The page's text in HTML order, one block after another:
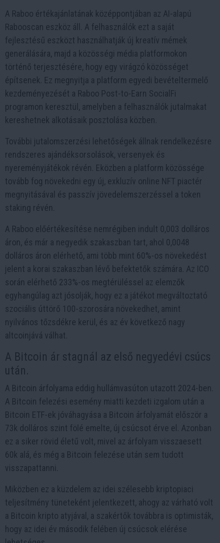
A Raboo értékajánlatának középpontjában az AI-alapú
Rabooscan eszköz áll. A felhasználók ezt a saját
fejlesztésű eszközt használhatják új kreatív mémek
generálására, majd a közösségi média platformokon
történő terjesztésére, hogy egy virágzó közösséget
építsenek. Ez megnyitja a platform egyedi bevételtermelő
kezdeményezését a Raboo Post-to-Earn SocialFi
programon keresztül, amelyben a felhasználók jutalmakat
kereshetnek alkotásaik posztolása közben.
További jutalomszerzési lehetőségek állnak rendelkezésre
rendszeres ajándéksorsolások, versenyek és
nyereményjátékok révén. Eközben a platform közössége
tovább fog növekedni egy új, exkluzív online NFT piactér
megnyitásával és passzív jövedelemszerzéssel a token
staking révén.
A Raboo előértékesítése nemrégiben indult 0,003 dolláros
áron, és már a negyedik szakaszban tart, ahol 0,0048
dolláros áron elérhető, ami több mint 60%-os növekedést
jelent a korai szakaszban lévő befektetők számára. Az ICO
során elérhető 233%-os megtérüléssel az elemzők
egyhangúlag azt jósolják, hogy ez a játékot megváltoztató
szociális úttörő 100-szorosára növekedhet, amint
nyilvános tőzsdékre kerül, és az év következő nagy
altcoinjává válhat.
A Bitcoin ár stagnál az első negyedévi csúcs
után.
A Bitcoin árfolyama eddig hullámvasúton utazott 2024-ben.
A Bitcoin felezési esemény miatti kezdeti izgalom után a
Bitcoin ETF-ek jóváhagyása a Bitcoin árfolyamát először a
73k dolláros szint fölé emelte, új csúcsot érve el. Azonban
ez a siker rövid életű volt, mivel az árfolyam visszaesett
60k alá, és még a Bitcoin felezése után sem tudott
visszapattanni.
Miközben ez a küzdelem az idei szélesebb kriptopiaci
teljesítmény tüneteként jelentkezett, ahogy az várható volt
a Bitcoin kripto atyjával, a szakértők továbbra is optimisták,
hogy az idei év második felében új csúcsok elérése